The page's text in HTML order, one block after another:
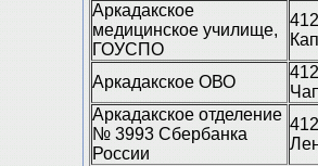
Аркадакское
медицинское училище,
ГОУСПО
Аркадакское ОВО
Аркадакское отделение
№ 3993 Сбербанка
России